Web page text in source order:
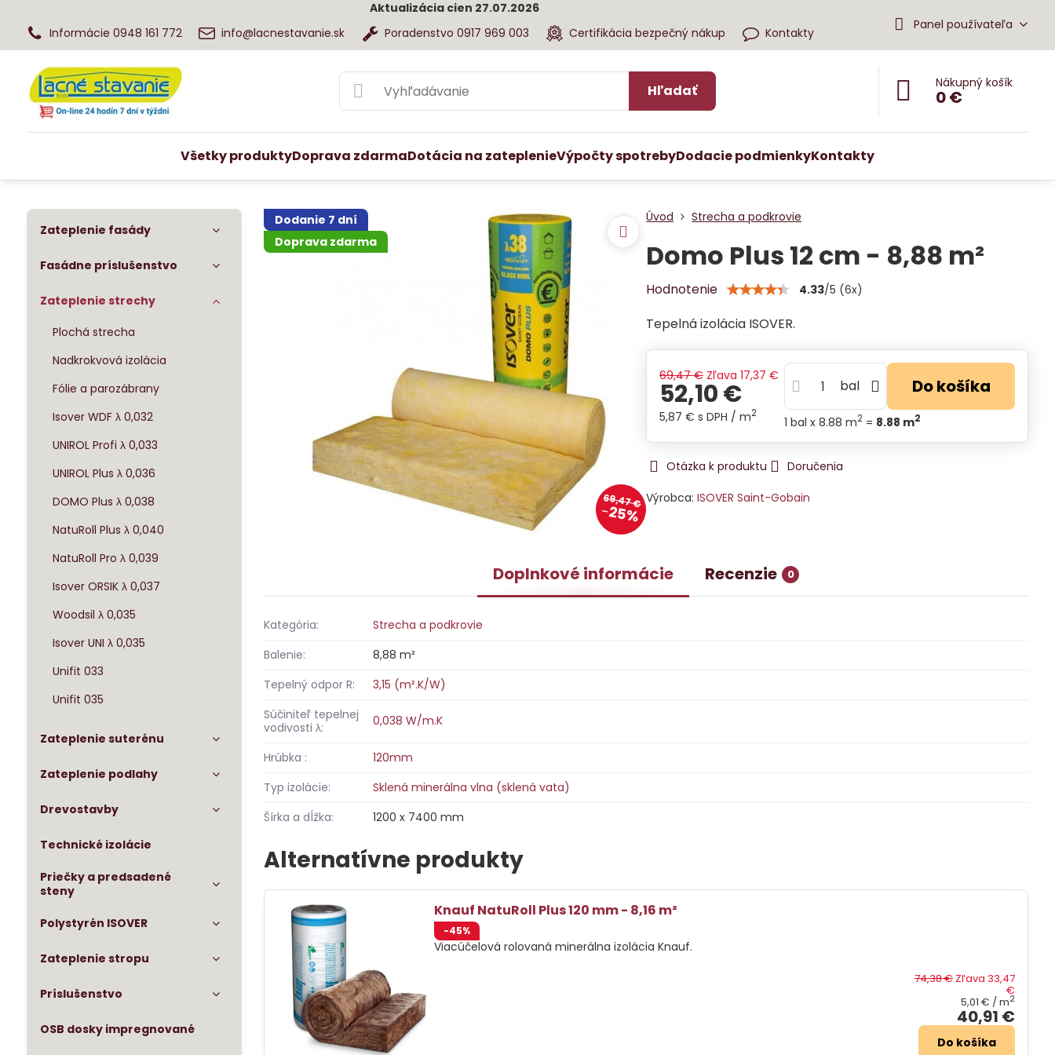
Aktualizácia cien 27.07.2026
Informácie 0948 161 772
info@lacnestavanie.sk Poradenstvo 0917 969 003 Certifikácia bezpečný nákup Kontakty
Panel používateľa
Hľadať Nákupný košík
0 €
Všetky produktyDoprava zdarmaDotácia na zateplenieVýpočty spotrebyDodacie podmienkyKontakty
Dodanie 7 dní
Doprava zdarma
69,47 €
25%
Úvod Strecha a podkrovie
Domo Plus 12 cm - 8,88 m²
Hodnotenie 4.33/5 (6x)
Tepelná izolácia ISOVER.
69,47 € Zľava 17,37 €
52,10 €
5,87 € s DPH / m2
bal Do košíka
1 bal x 8.88 m2= 8.88 m2
Otázka k produktu
Doručenia
Výrobca:ISOVER Saint-Gobain
Doplnkové informácie Recenzie 0
Kategória:
Strecha a podkrovie
Balenie:
8,88 m²
Tepelný odpor R:
3,15 (m².K/W)
Súčiniteľ tepelnej
vodivosti λ:
0,038 W/m.K
Hrúbka :
120mm
Typ izolácie:
Sklená minerálna vlna (sklená vata)
Šírka a dĺžka:
1200 x 7400 mm
Alternatívne produkty
Knauf NatuRoll Plus 120 mm - 8,16 m²
-45%
Viacúčelová rolovaná minerálna izolácia Knauf.
40,91 €
74,38 € Zľava 33,47
€
5,01 € / m2
Do košíka
Zateplenie fasády
Fasádne príslušenstvo
Zateplenie strechy
Plochá strecha
Nadkrokvová izolácia
Fólie a parozábrany
Isover WDF λ 0,032
UNIROL Profi λ 0,033
UNIROL Plus λ 0,036
DOMO Plus λ 0,038
NatuRoll Plus λ 0,040
NatuRoll Pro λ 0,039
Isover ORSIK λ 0,037
Woodsil λ 0,035
Isover UNI λ 0,035
Unifit 033
Unifit 035
Zateplenie suterénu
Zateplenie podlahy
Drevostavby
Technické izolácie
Priečky a predsadené
steny
Polystyrén ISOVER
Zateplenie stropu
Príslušenstvo
OSB dosky impregnované